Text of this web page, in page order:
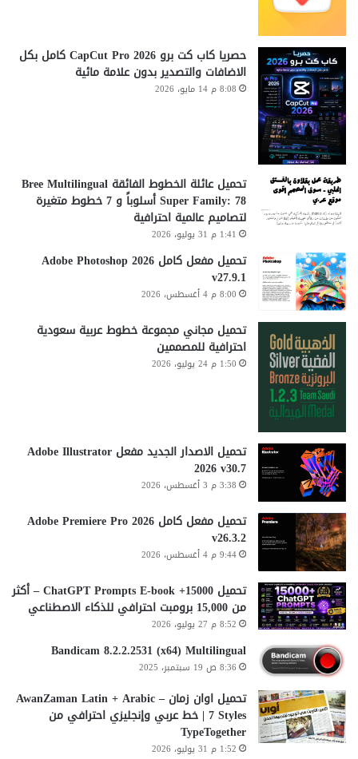
حصريا كاب كت برو CapCut Pro 2026 كامل بكل
الاضافات والتصدير بدون علامة مائية
8:08 م 14 مايو، 2026
تحميل عائلة الخطوط الفائقة Bree Multilingual
Super Family: 78 أسلوباً و 7 خطوط متغيرة
لتصاميم عالمية احترافية
1:41 م 31 يوليو، 2026
تحميل مفعل كامل Adobe Photoshop 2026
v27.9.1
8:00 م 4 أغسطس، 2026
تحميل مجاني مجموعة خطوط عربية سعودية
احترافية للمصممين
1:50 م 24 يوليو، 2026
تحميل الاصدار الجديد مفعل Adobe Illustrator
2026 v30.7
3:38 م 3 أغسطس، 2026
تحميل مفعل كامل Adobe Premiere Pro 2026
v26.3.2
9:44 م 4 أغسطس، 2026
تحميل 15000+ ChatGPT Prompts E-book – أكثر
من 15,000 برومبت احترافي للذكاء الاصطناعي
8:52 م 27 يوليو، 2026
Bandicam 8.2.2.2531 (x64) Multilingual
8:36 ص 19 سبتمبر، 2025
تحميل اوان زمان AwanZaman Latin + Arabic –
7 Styles | خط عربي وإنجليزي احترافي من
TypeTogether
1:52 م 31 يوليو، 2026